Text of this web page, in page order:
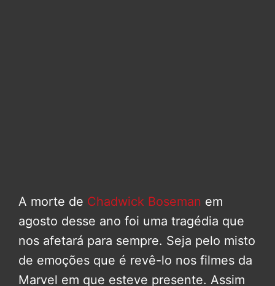
A morte de Chadwick Boseman em
agosto desse ano foi uma tragédia que
nos afetará para sempre. Seja pelo misto
de emoções que é revê-lo nos filmes da
Marvel em que esteve presente. Assim